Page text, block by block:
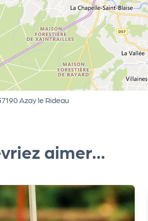
Azay le Rideau
aimer...